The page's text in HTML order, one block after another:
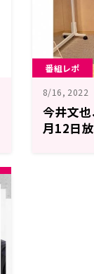
番組レポ
8/16, 2022
今井文
月12日